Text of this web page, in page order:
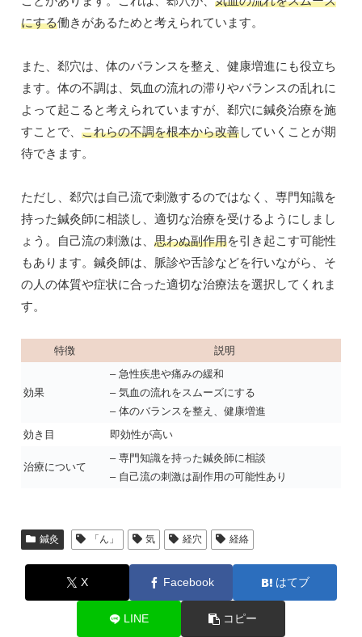
にする働きがあるためと考えられています。
また、郄穴は、体のバランスを整え、健康増進にも役立ち
ます。体の不調は、気血の流れの滞りやバランスの乱れに
よって起こると考えられていますが、郄穴に鍼灸治療を施
すことで、 これらの不調を根本から改善していくことが期
待できます。
ただし、郄穴は自己流で刺激するのではなく、専門知識を
持った鍼灸師に相談し、適切な治療を受けるようにしまし
ょう。自己流の刺激は、 思わぬ副作用を引き起こす可能性
もあります。鍼灸師は、脈診や舌診などを行いながら、そ
の人の体質や症状に合った適切な治療法を選択してくれま
す。
特徴 説明
効果
– 急性疾患や痛みの緩和
– 気血の流れをスムーズにする
– 体のバランスを整え、健康増進
効き目
即効性が高い
治療について
– 専門知識を持った鍼灸師に相談
– 自己流の刺激は副作用の可能性あり
鍼灸 「ん」 気 経穴 経絡
X Facebook はてブ
LINE コピー